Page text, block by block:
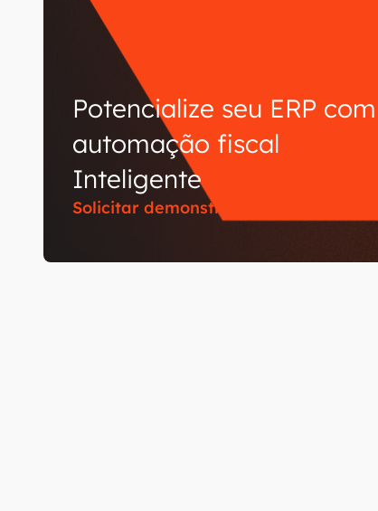
Potencialize seu ERP com
automação fiscal
Inteligente
Solicitar demonstração